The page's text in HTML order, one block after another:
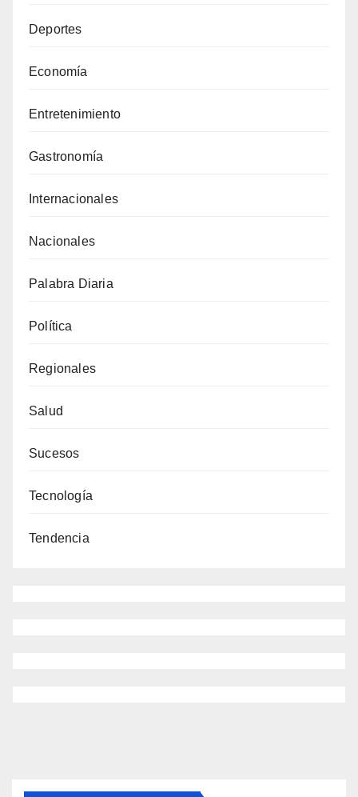
Deportes
Economía
Entretenimiento
Gastronomía
Internacionales
Nacionales
Palabra Diaria
Política
Regionales
Salud
Sucesos
Tecnología
Tendencia